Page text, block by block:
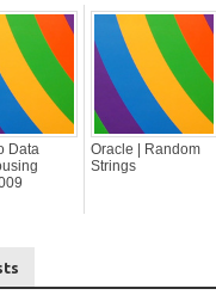
Data
Oracle | Random
Strings